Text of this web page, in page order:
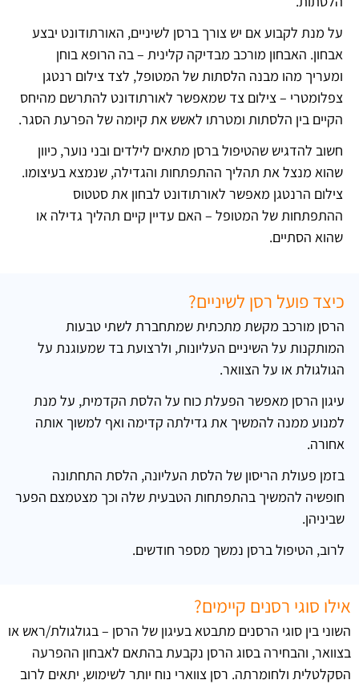
על מנת לקבוע אם יש צורך ברסן לשיניים, האורתודונט יבצע
אבחון. האבחון מורכב מבדיקה קלינית – בה הרופא בוחן
ומעריך מהו מבנה הלסתות של המטופל, לצד צילום רנטגן
צפלומטרי – צילום צד שמאפשר לאורתודונט להתרשם מהיחס
הקיים בין הלסתות ומטרתו לאשש את קיומה של הפרעת הסגר.
חשוב להדגיש שהטיפול ברסן מתאים לילדים ובני נוער, כיוון
שהוא מנצל את תהליך ההתפתחות והגדילה, שנמצא בעיצומו.
צילום הרנטגן מאפשר לאורתודונט לבחון את סטטוס
ההתפתחות של המטופל – האם עדיין קיים תהליך גדילה או
שהוא הסתיים.
כיצד פועל רסן לשיניים?
הרסן מורכב מקשת מתכתית שמתחברת לשתי טבעות
המותקנות על השיניים העליונות, ולרצועת בד שמעוגנת על
הגולגולת או על הצוואר.
עיגון הרסן מאפשר הפעלת כוח על הלסת הקדמית, על מנת
למנוע ממנה להמשיך את גדילתה קדימה ואף למשוך אותה
אחורה.
בזמן פעולת הריסון של הלסת העליונה, הלסת התחתונה
חופשיה להמשיך בהתפתחות הטבעית שלה וכך מצטמצם הפער
שביניהן.
לרוב, הטיפול ברסן נמשך מספר חודשים.
אילו סוגי רסנים קיימים?
השוני בין סוגי הרסנים מתבטא בעיגון של הרסן – בגולגולת/ראש או
בצוואר, והבחירה בסוג הרסן נקבעת בהתאם לאבחון ההפרעה
הסקלטלית ולחומרתה. רסן צווארי נוח יותר לשימוש, יתאים לרוב